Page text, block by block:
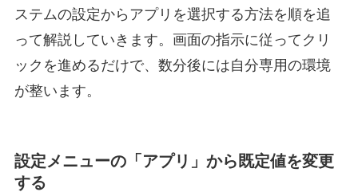
ステムの設定からアプリを選択する方法を順を追
って解説していきます。画面の指示に従ってクリ
ックを進めるだけで、数分後には自分専用の環境
が整います。
設定メニューの「アプリ」から既定値を変更
する